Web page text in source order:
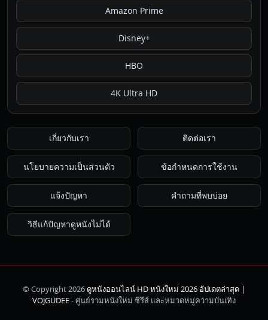
Amazon Prime
Disney+
HBO
4K Ultra HD
เกี่ยวกับเรา ติดต่อเรา
นโยบายความเป็นส่วนตัว ข้อกำหนดการใช้งาน
แจ้งปัญหา คำถามที่พบบ่อย
วิธีแก้ปัญหาดูหนังไม่ได้
© Copyright 2026ดูหนังออนไลน์ HD หนังใหม่ 2026 อัปเดตล่าสุด |
VOJGUDEE- ศูนย์รวมหนังใหม่ ซีรีส์ และหมวดหมู่ความบันเทิง
ค้นหา